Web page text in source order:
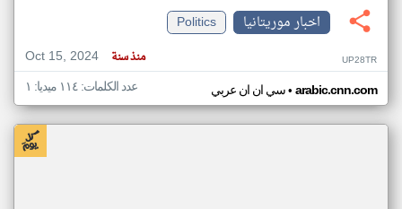
اخبار موريتانيا
Politics
Oct 15, 2024
منذ سنة UP28TR
سي ان ان عربي• arabic.cnn.com عدد الكلمات: ١١٤ ميديا: ١